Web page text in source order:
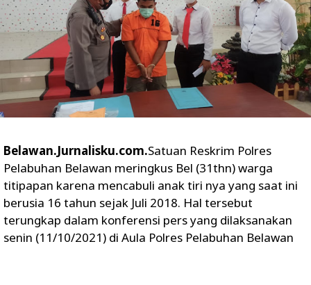
Belawan.Jurnalisku.com.Satuan Reskrim Polres
Pelabuhan Belawan meringkus Bel (31thn) warga
titipapan karena mencabuli anak tiri nya yang saat ini
berusia 16 tahun sejak Juli 2018. Hal tersebut
terungkap dalam konferensi pers yang dilaksanakan
senin (11/10/2021) di Aula Polres Pelabuhan Belawan